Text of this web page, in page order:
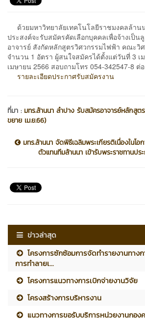
ด้วยมหาวิทยาลัยเทคโนโลยีราชมงคลล้าน
ประสงค์จะรับสมัครคัดเลือกบุคคลเพื่อจ้างเป็น
อาจารย์ สังกัดหลักสูตรวิศวกรรมไฟฟ้า คณะวิ
จำนวน 1 อัตรา ผู้สนใจสมัครได้ตั้งแต่วันที่ 3 เ
เมษายน 2566 สอบถามโทร 054-342547-8 ต่อ
รายละเอียดประกาศรับสมัครงาน
ที่มา : มทร.ล้านนา ลำปาง รับสมัครอาจารย์หลักสู
ขยาย เม.ย.66)
มทร.ล้านนา จัดพิธีเฉลิมพระเกียรติเนื่องในโอก
ตัวแทนทีมล้านนา เข้ารับพระราชทานป
ข่าวล่าสุด
โครงการซักซ้อมการจัดทำรายงานทางก
การทำลายเ...
โครงการแนวทางการเบิกจ่ายงานวิจัย
โครงสร้างการบริหารงาน
แนวทางการขอรับบริการหน่วยงานกอง